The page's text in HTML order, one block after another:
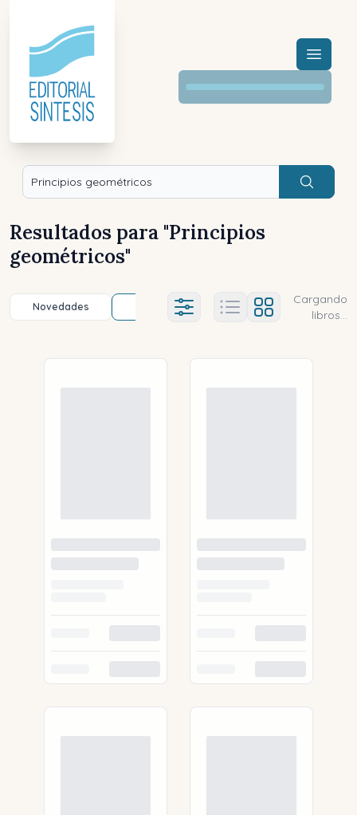
Menú
Buscar
Resultados para "Principios
geométricos"
Novedades Título (a-z) Título (z-a)
Ajustes abierto
Cargando
libros...